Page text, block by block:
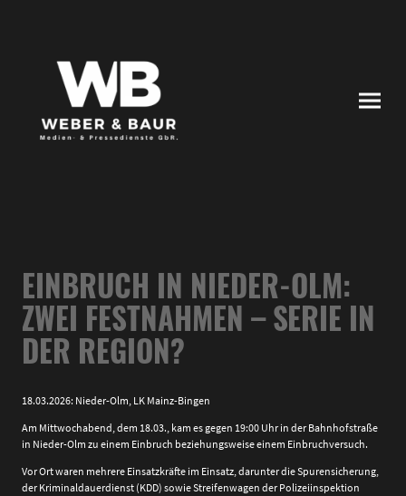
EINBRUCH IN NIEDER-OLM:
ZWEI FESTNAHMEN – SERIE IN
DER REGION?
18.03.2026: Nieder-Olm, LK Mainz-Bingen
Am Mittwochabend, dem 18.03., kam es gegen 19:00 Uhr in der Bahnhofstraße
in Nieder-Olm zu einem Einbruch beziehungsweise einem Einbruchversuch.
Vor Ort waren mehrere Einsatzkräfte im Einsatz, darunter die Spurensicherung,
der Kriminaldauerdienst (KDD) sowie Streifenwagen der Polizeiinspektion